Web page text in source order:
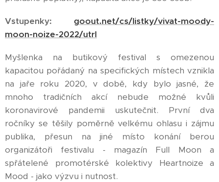
Vstupenky: goout.net/cs/listky/vivat-moody-
moon-noize-2022/utrl
Myšlenka na butikový festival s omezenou
kapacitou pořádaný na specifických místech vznikla
na jaře roku 2020, v době, kdy bylo jasné, že
mnoho tradičních akcí nebude možné kvůli
koronavirové pandemii uskutečnit. První dva
ročníky se těšily poměrně velkému ohlasu i zájmu
publika, přesun na jiné místo konání berou
organizátoři festivalu - magazín Full Moon a
spřátelené promotérské kolektivy Heartnoize a
Mood - jako výzvu i nutnost.